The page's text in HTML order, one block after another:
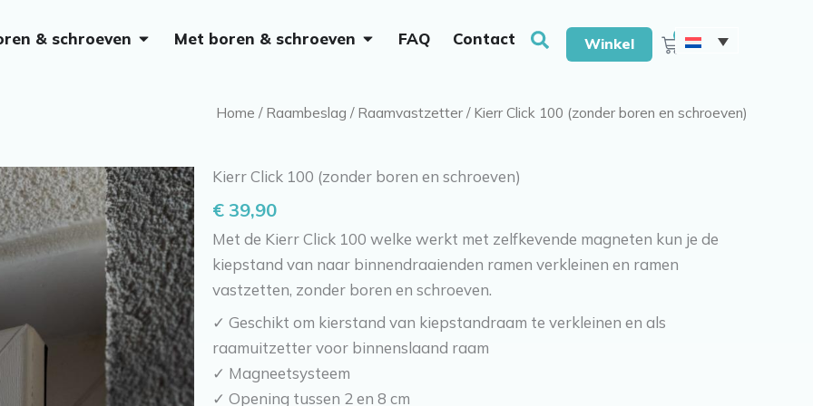
& schroeven Open Zonder boren & schroeven
Met boren & schroeven Open Met boren & schroeven
FAQ Contact ZoekenWinkel Winkelwagen
Home / Raambeslag / Raamvastzetter / Kierr Click 100 (zonder boren en schroeven)
Kierr Click 100 (zonder boren en schroeven)
€ 39,90
Met de Kierr Click 100 welke werkt met zelfkevende magneten kun je de
kiepstand van naar binnendraaienden ramen verkleinen en ramen
vastzetten, zonder boren en schroeven.
✓ Geschikt om kierstand van kiepstandraam te verkleinen en als
raamuitzetter voor binnenslaand raam
✓ Magneetsysteem
✓ Opening tussen 2 en 8 cm